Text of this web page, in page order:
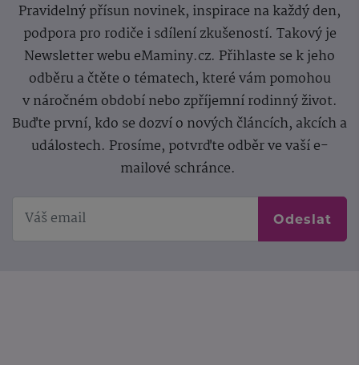
Pravidelný přísun novinek, inspirace na každý den,
podpora pro rodiče i sdílení zkušeností. Takový je
Newsletter webu eMaminy.cz. Přihlaste se k jeho
odběru a čtěte o tématech, které vám pomohou
v náročném období nebo zpříjemní rodinný život.
Buďte první, kdo se dozví o nových článcích, akcích a
událostech. Prosíme, potvrďte odběr ve vaší e-
mailové schránce.
Odeslat